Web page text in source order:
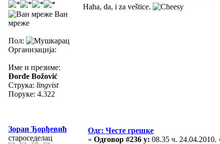
Ван
мреже
Пол:
Организација:
Име и презиме:
Đorđe Božović
Струка: lingvist
Поруке: 4.322
Haha, da, i za veštice.
Зоран Ђорђевић
староседелац
Одг: Честе грешке
« Одговор #236 у: 08.35 ч. 24.04.2010.